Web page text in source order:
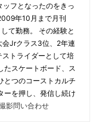
フとなったのをきっ
年10月まで月刊
て勤務。 その経験と
会Jrクラス3位、2年連
トライダーとして培
たスケートボード、ス
とつのコーストカルチ
ーを押し、発信し続け
影問い合わせ